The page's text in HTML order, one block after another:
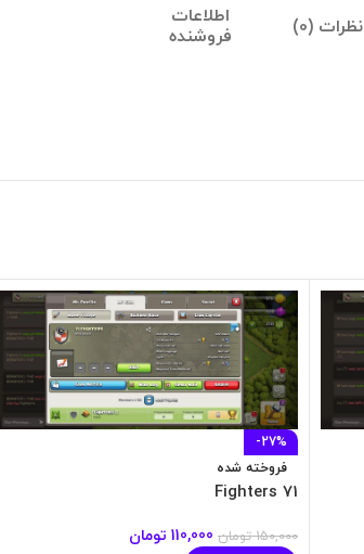
نظرات (0)
اطلاعات
فروشنده
-27%
فروخته شده
71 Fighters
150,000 تومان 110,000 تومان